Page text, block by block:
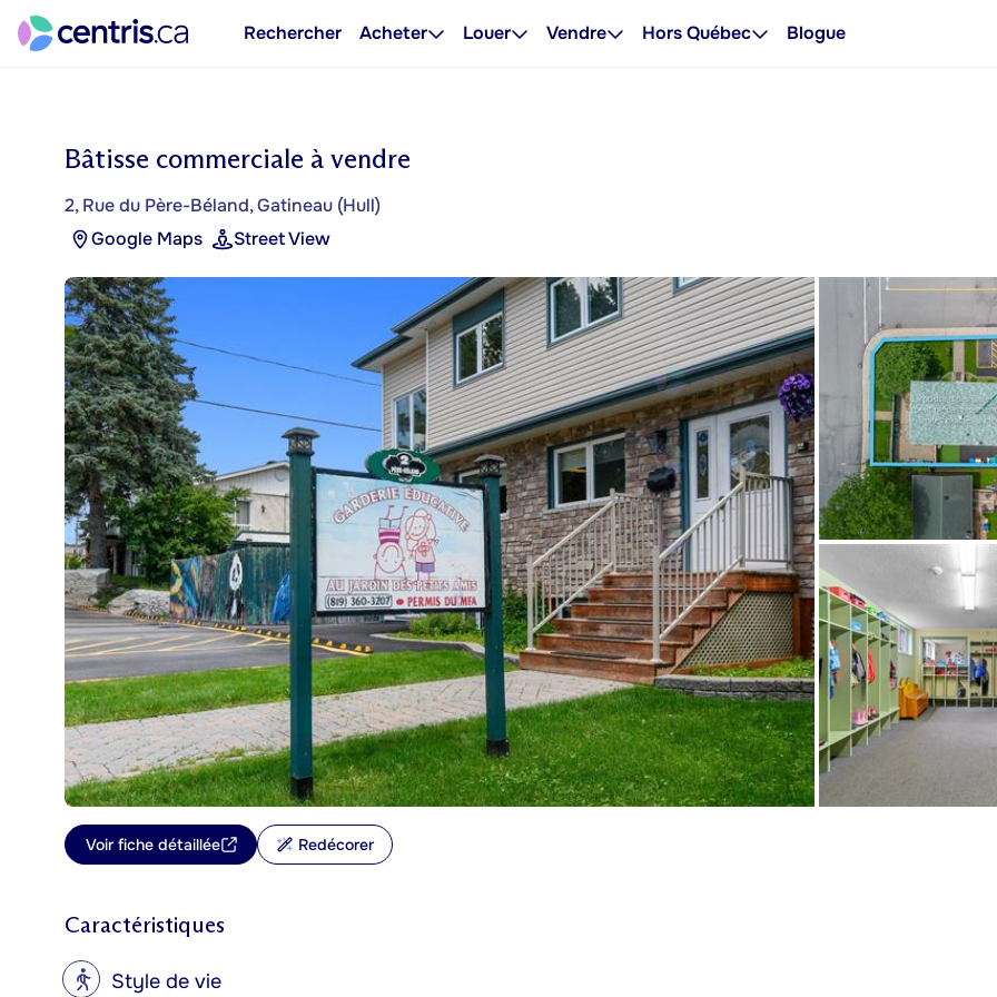
Rechercher Acheter Louer Vendre Hors Québec Blogue
Bâtisse commerciale à vendre
2, Rue du Père-Béland, Gatineau (Hull)
Google Maps
Street View
Voir fiche détaillée Redécorer
Caractéristiques
? Style de vie